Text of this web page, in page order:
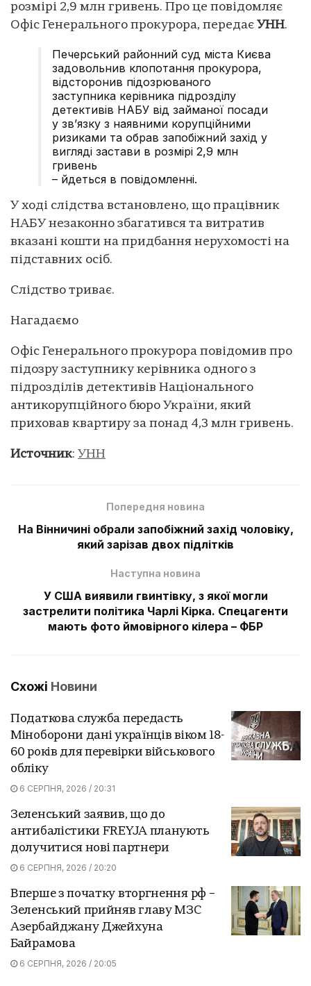
розмірі 2,9 млн гривень. Про це повідомляє
Офіс Генерального прокурора, передає УНН.
Печерський районний суд міста Києва
задовольнив клопотання прокурора,
відсторонив підозрюваного
заступника керівника підрозділу
детективів НАБУ від займаної посади
у звʼязку з наявними корупційними
ризиками та обрав запобіжний захід у
вигляді застави в розмірі 2,9 млн
гривень
– йдеться в повідомленні.
У ході слідства встановлено, що працівник
НАБУ незаконно збагатився та витратив
вказані кошти на придбання нерухомості на
підставних осіб.
Слідство триває.
Нагадаємо
Офіс Генерального прокурора повідомив про
підозру заступнику керівника одного з
підрозділів детективів Національного
антикорупційного бюро України, який
приховав квартиру за понад 4,3 млн гривень.
Источник: УНН
Попередня новина
На Вінничині обрали запобіжний захід чоловіку,
який зарізав двох підлітків
Наступна новина
У США виявили гвинтівку, з якої могли
застрелити політика Чарлі Кірка. Спецагенти
мають фото ймовірного кілера – ФБР
Схожі Новини
Податкова служба передасть
Міноборони дані українців віком 18-
60 років для перевірки військового
обліку
6 СЕРПНЯ, 2026 / 20:31
Зеленський заявив, що до
антибалістики FREYJA планують
долучитися нові партнери
6 СЕРПНЯ, 2026 / 20:20
Вперше з початку вторгнення рф –
Зеленський прийняв главу МЗС
Азербайджану Джейхуна
Байрамова
6 СЕРПНЯ, 2026 / 20:05